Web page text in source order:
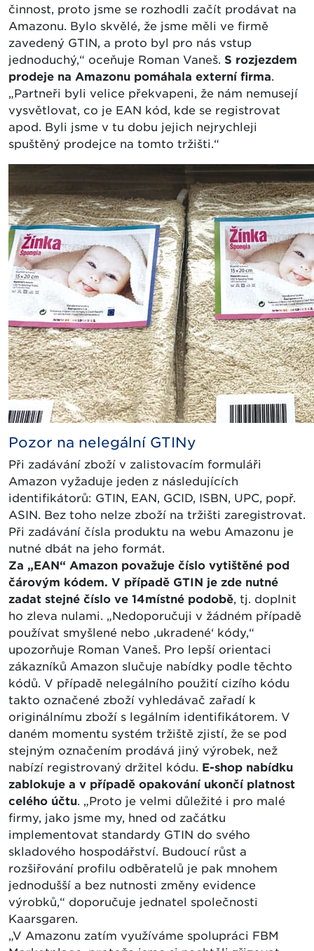
činnost, proto jsme se rozhodli začít prodávat na
Amazonu. Bylo skvělé, že jsme měli ve firmě
zavedený GTIN, a proto byl pro nás vstup
jednoduchý,“ oceňuje Roman Vaneš. S rozjezdem
prodeje na Amazonu pomáhala externí firma.
„Partneři byli velice překvapeni, že nám nemusejí
vysvětlovat, co je EAN kód, kde se registrovat
apod. Byli jsme v tu dobu jejich nejrychleji
spuštěný prodejce na tomto tržišti.“
Pozor na nelegální GTINy
Při zadávání zboží v zalistovacím formuláři
Amazon vyžaduje jeden z následujících
identifikátorů: GTIN, EAN, GCID, ISBN, UPC, popř.
ASIN. Bez toho nelze zboží na tržišti zaregistrovat.
Při zadávání čísla produktu na webu Amazonu je
nutné dbát na jeho formát.
Za „EAN“ Amazon považuje číslo vytištěné pod
čárovým kódem. V případě GTIN je zde nutné
zadat stejné číslo ve 14místné podobě, tj. doplnit
ho zleva nulami. „Nedoporučuji v žádném případě
používat smyšlené nebo ,ukradené‘ kódy,“
upozorňuje Roman Vaneš. Pro lepší orientaci
zákazníků Amazon slučuje nabídky podle těchto
kódů. V případě nelegálního použití cizího kódu
takto označené zboží vyhledávač zařadí k
originálnímu zboží s legálním identifikátorem. V
daném momentu systém tržiště zjistí, že se pod
stejným označením prodává jiný výrobek, než
nabízí registrovaný držitel kódu. E-shop nabídku
zablokuje a v případě opakování ukončí platnost
celého účtu. „Proto je velmi důležité i pro malé
firmy, jako jsme my, hned od začátku
implementovat standardy GTIN do svého
skladového hospodářství. Budoucí růst a
rozšiřování profilu odběratelů je pak mnohem
jednodušší a bez nutnosti změny evidence
výrobků,“ doporučuje jednatel společnosti
Kaarsgaren.
„V Amazonu zatím využíváme spolupráci FBM